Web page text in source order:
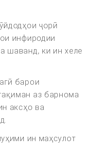
ҷорӣ
инфиродии
шаванд, ки ин хеле
барои
аз барнома
аксҳо ва
ин маҳсулот